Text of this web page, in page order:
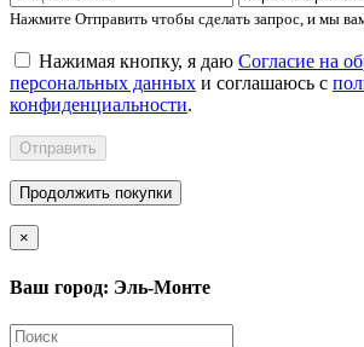
Нажмите Отправить чтобы сделать запрос, и мы
Нажимая кнопку, я даю Согласие на
персональных данных и соглашаюсь с
конфиденциальности.
Отправить
Продолжить покупки
×
Ваш город: Эль-Монте